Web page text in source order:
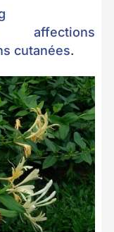
cutanées.